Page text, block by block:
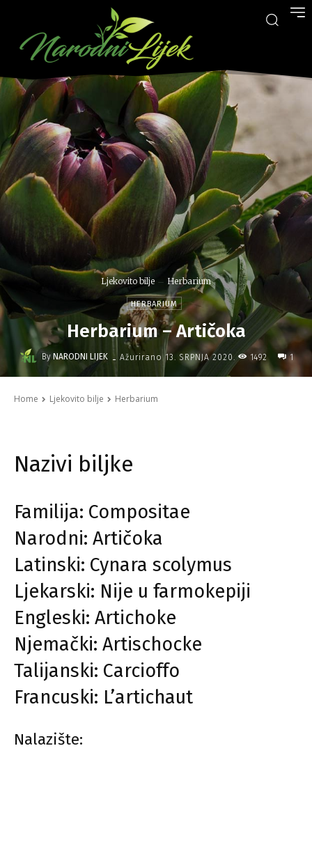
Ljekovito bilje Herbarium
HERBARIUM
Herbarium – Artičoka
By NARODNI LIJEK - Ažurirano 13. SRPNJA 2020. 1492 1
Home Ljekovito bilje Herbarium
Nazivi biljke
Familija: Compositae
Narodni: Artičoka
Latinski: Cynara scolymus
Ljekarski: Nije u farmokepiji
Engleski: Artichoke
Njemački: Artischocke
Talijanski: Carcioffo
Francuski: L’artichaut
Nalazište: